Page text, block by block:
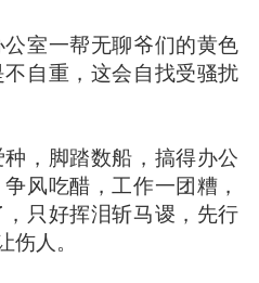
室一帮无聊爷们的黄色
自重，这会自找受骚扰
，脚踏数船，搞得办公
风吃醋，工作一团糟，
只好挥泪斩马谡，先行
伤人。